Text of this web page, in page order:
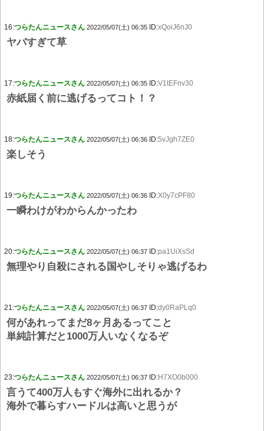
16:つらたんニュースさん 2022/05/07(土) 06:35 ID:xQoiJ6nJ0
ヤバすぎて草
17:つらたんニュースさん 2022/05/07(土) 06:35 ID:V1tEFnv30
赤紙届く前に逃げるってコト！？
18:つらたんニュースさん 2022/05/07(土) 06:36 ID:5vJgh7ZE0
楽しそう
19:つらたんニュースさん 2022/05/07(土) 06:36 ID:X0y7cPF80
一瞬わけがわからんかったわ
20:つらたんニュースさん 2022/05/07(土) 06:37 ID:pa1UiXsSd
無理やり自殺にされる国やしそりゃ逃げるわ
21:つらたんニュースさん 2022/05/07(土) 06:37 ID:dy0RaPLq0
何があれってまだ8ヶ月あるってこと
単純計算だと1000万人いなくなるぞ
23:つらたんニュースさん 2022/05/07(土) 06:37 ID:H7XO0b000
言うて400万人もすぐ海外に出れるか？
海外で暮らすハードルは高いと思うが